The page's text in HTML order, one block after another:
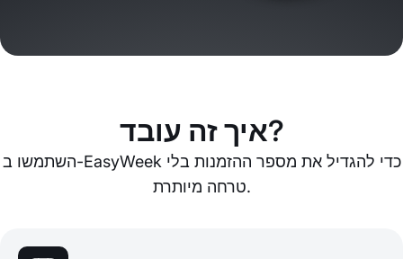
איך זה עובד?
השתמשו ב-EasyWeek כדי להגדיל את מספר ההזמנות בלי
טרחה מיותרת.